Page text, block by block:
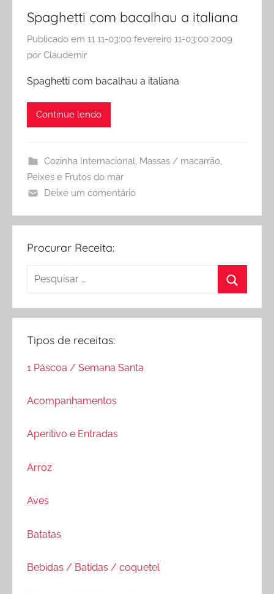
Spaghetti com bacalhau a italiana
Publicado em 11 11-03:00 fevereiro 11-03:00 2009
por Claudemir
Spaghetti com bacalhau a italiana
Continue lendo
Cozinha Internacional Massas / macarrão,
Peixes e Frutos do mar
Deixe um comentário
Procurar Receita:
Pesquisar
Tipos de receitas:
1 Páscoa / Semana Santa
Acompanhamentos
Aperitivo e Entradas
Arroz
Aves
Batatas
Bebidas / Batidas / coquetel